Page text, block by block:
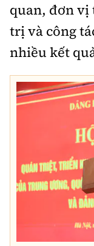
Thông tin tòa
quan, đơn
trị và công
nhiều kết